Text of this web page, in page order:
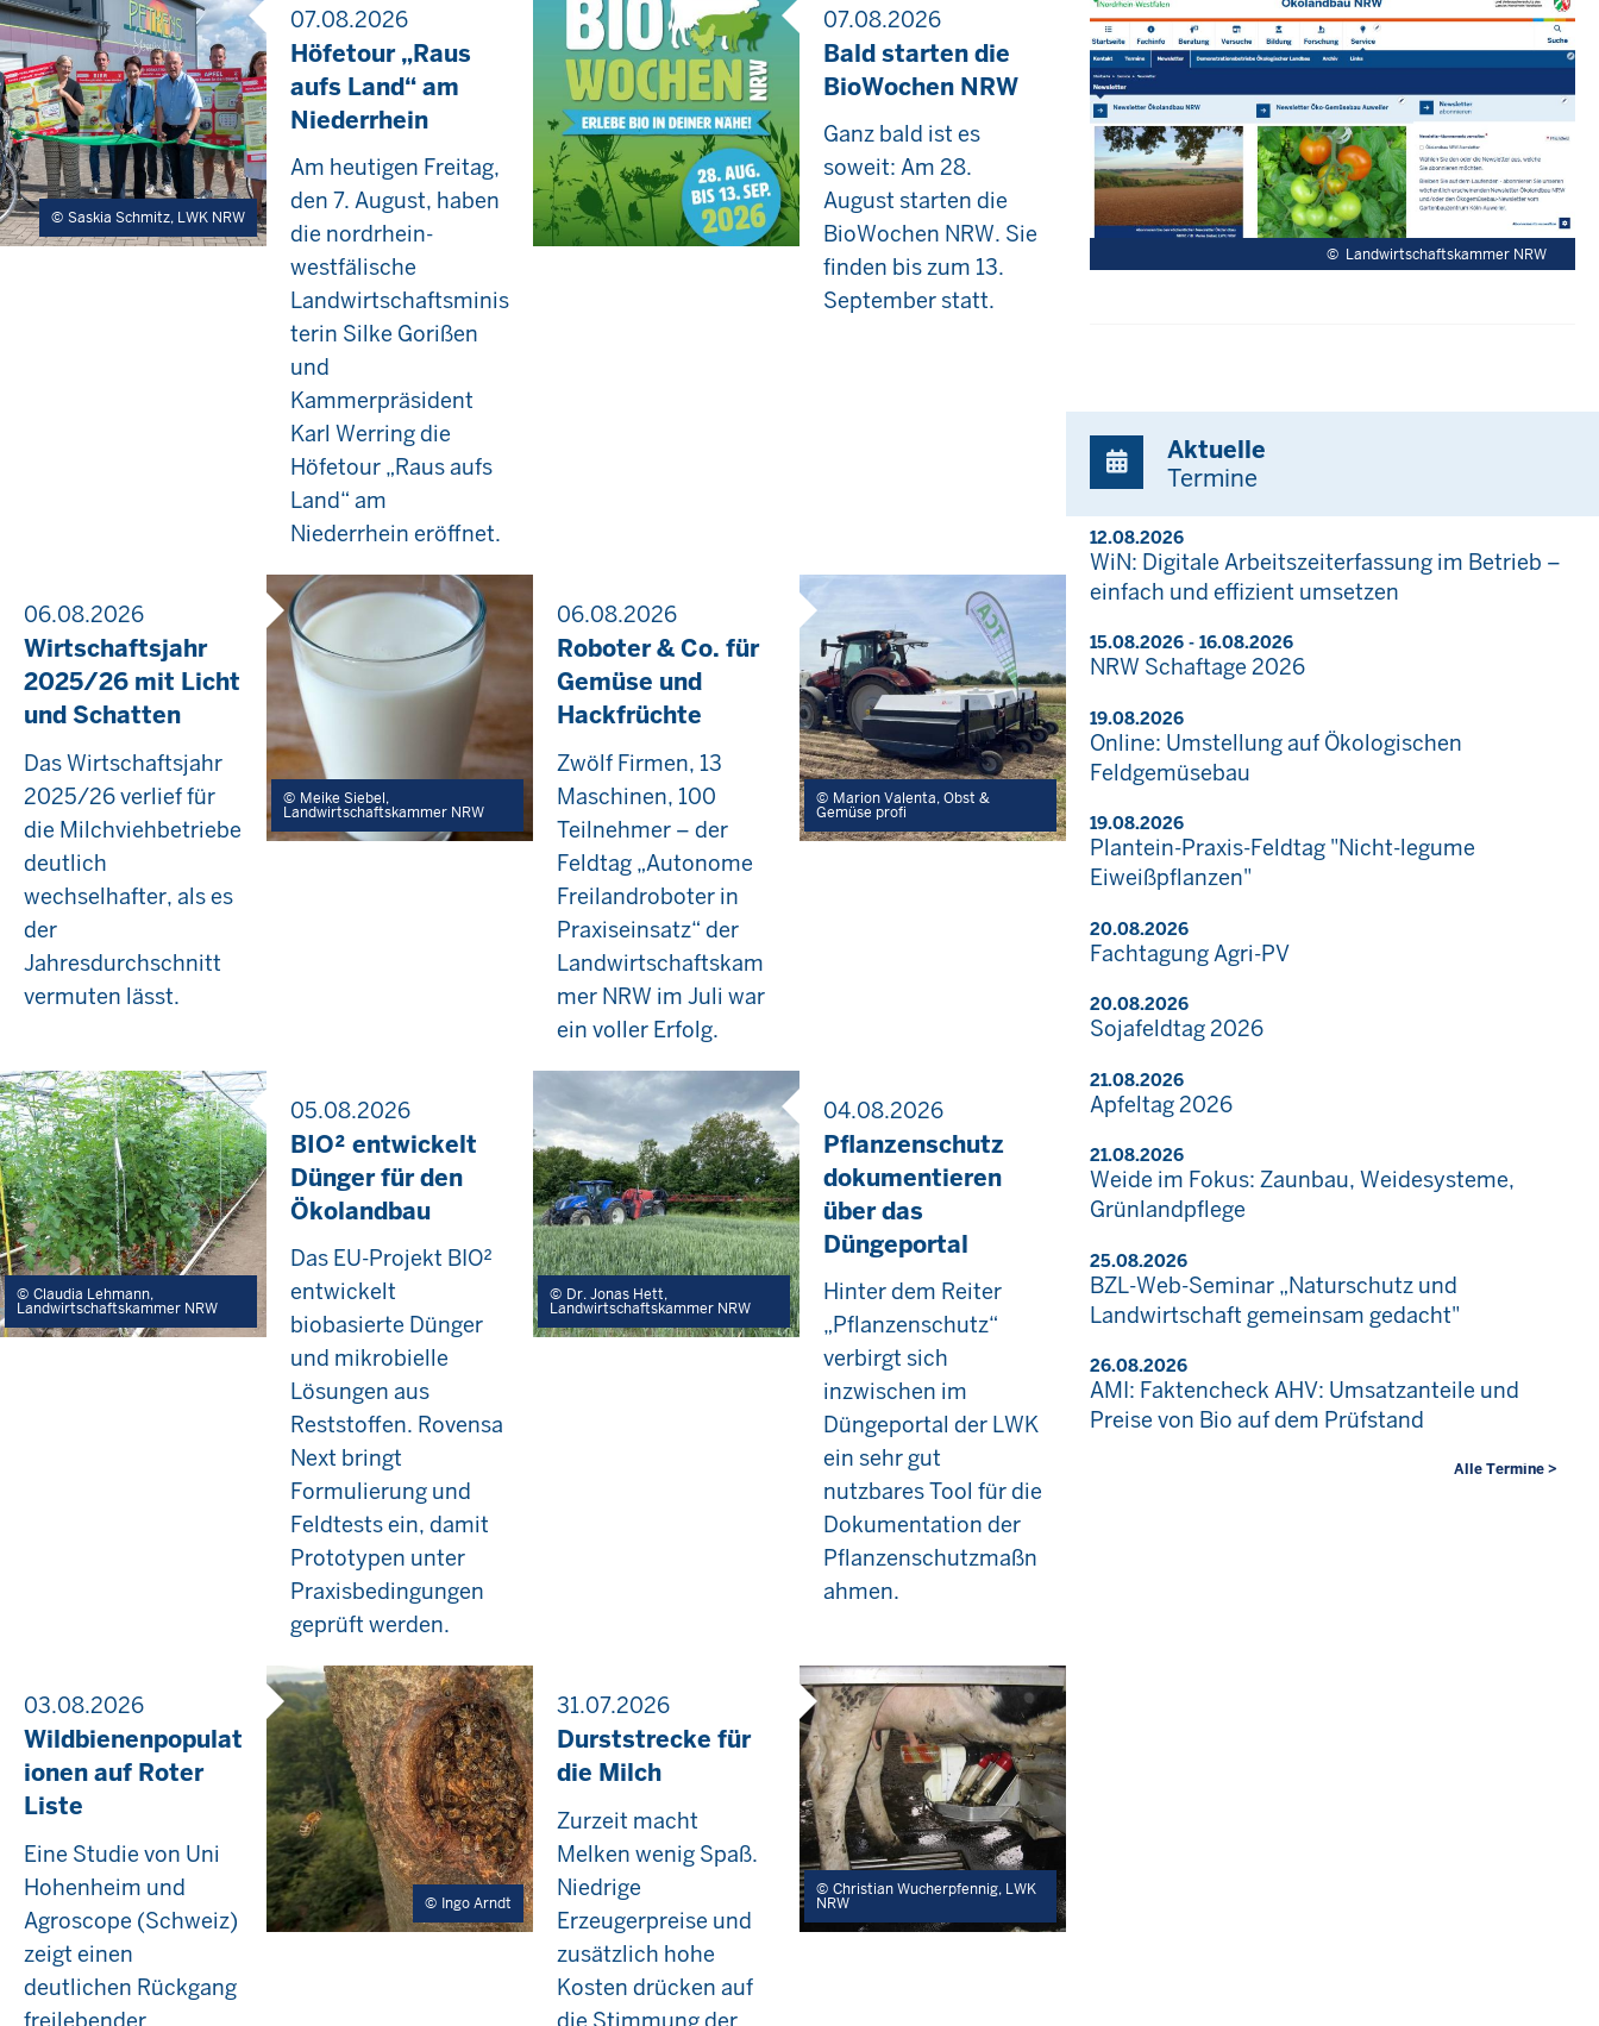
Saskia Schmitz, LWK NRW
07.08.2026
Höfetour „Raus
aufs Land“ am
Niederrhein
Am heutigen Freitag,
den 7. August, haben
die nordrhein-
westfälische
Landwirtschaftsminis
terin Silke Gorißen
und
Kammerpräsident
Karl Werring die
Höfetour „Raus aufs
Land“ am
Niederrhein eröffnet.
07.08.2026
Bald starten die
BioWochen NRW
Ganz bald ist es
soweit: Am 28.
August starten die
BioWochen NRW. Sie
finden bis zum 13.
September statt.
Meike Siebel,
Landwirtschaftskammer NRW
06.08.2026
Wirtschaftsjahr
2025/26 mit Licht
und Schatten
Das Wirtschaftsjahr
2025/26 verlief für
die Milchviehbetriebe
deutlich
wechselhafter, als es
der
Jahresdurchschnitt
vermuten lässt.
Marion Valenta, Obst &
Gemüse profi
06.08.2026
Roboter & Co. für
Gemüse und
Hackfrüchte
Zwölf Firmen, 13
Maschinen, 100
Teilnehmer – der
Feldtag „Autonome
Freilandroboter in
Praxiseinsatz“ der
Landwirtschaftskam
mer NRW im Juli war
ein voller Erfolg.
Claudia Lehmann,
Landwirtschaftskammer NRW
05.08.2026
BIO² entwickelt
Dünger für den
Ökolandbau
Das EU-Projekt BIO²
entwickelt
biobasierte Dünger
und mikrobielle
Lösungen aus
Reststoffen. Rovensa
Next bringt
Formulierung und
Feldtests ein, damit
Prototypen unter
Praxisbedingungen
geprüft werden.
Dr. Jonas Hett,
Landwirtschaftskammer NRW
04.08.2026
Pflanzenschutz
dokumentieren
über das
Düngeportal
Hinter dem Reiter
„Pflanzenschutz“
verbirgt sich
inzwischen im
Düngeportal der LWK
ein sehr gut
nutzbares Tool für die
Dokumentation der
Pflanzenschutzmaßn
ahmen.
Ingo Arndt
03.08.2026
Wildbienenpopulat
ionen auf Roter
Liste
Eine Studie von Uni
Hohenheim und
Agroscope (Schweiz)
zeigt einen
deutlichen Rückgang
freilebender
Christian Wucherpfennig, LWK
NRW
31.07.2026
Durststrecke für
die Milch
Zurzeit macht
Melken wenig Spaß.
Niedrige
Erzeugerpreise und
zusätzlich hohe
Kosten drücken auf
die Stimmung der
© Landwirtschaftskammer NRW
Aktuelle
Termine
12.08.2026
WiN: Digitale Arbeitszeiterfassung im Betrieb –
einfach und effizient umsetzen
15.08.2026 - 16.08.2026
NRW Schaftage 2026
19.08.2026
Online: Umstellung auf Ökologischen
Feldgemüsebau
19.08.2026
Plantein-Praxis-Feldtag "Nicht-legume
Eiweißpflanzen"
20.08.2026
Fachtagung Agri-PV
20.08.2026
Sojafeldtag 2026
21.08.2026
Apfeltag 2026
21.08.2026
Weide im Fokus: Zaunbau, Weidesysteme,
Grünlandpflege
25.08.2026
BZL-Web-Seminar „Naturschutz und
Landwirtschaft gemeinsam gedacht"
26.08.2026
AMI: Faktencheck AHV: Umsatzanteile und
Preise von Bio auf dem Prüfstand
Alle Termine >